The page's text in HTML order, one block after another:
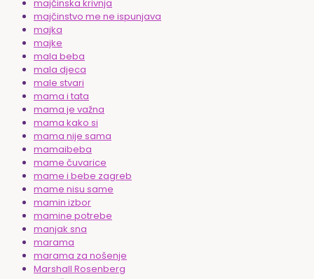
majčinska krivnja
majčinstvo me ne ispunjava
majka
majke
mala beba
mala djeca
male stvari
mama i tata
mama je važna
mama kako si
mama nije sama
mamaibeba
mame čuvarice
mame i bebe zagreb
mame nisu same
mamin izbor
mamine potrebe
manjak sna
marama
marama za nošenje
Marshall Rosenberg